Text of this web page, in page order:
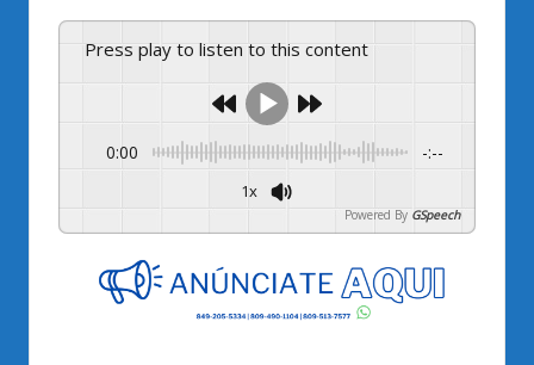
Press play to listen to this content
0:00 -:--
1x
Powered By GSpeech